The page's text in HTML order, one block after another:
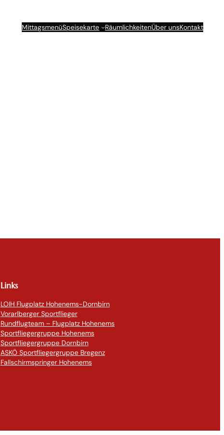
MittagsmenüSpeisekarte RäumlichkeitenÜber unsKontakt
Links
LOIH Flugplatz Hohenems-Dornbirn
Vorarlberger Sportflieger
Rundflugteam – Flugplatz Hohenems
Sportfliegergruppe Hohenems
Sportfliegergruppe Dornbirn
ASKÖ Sportfliegergruppe Bregenz
Fallschirmspringer Hohenems